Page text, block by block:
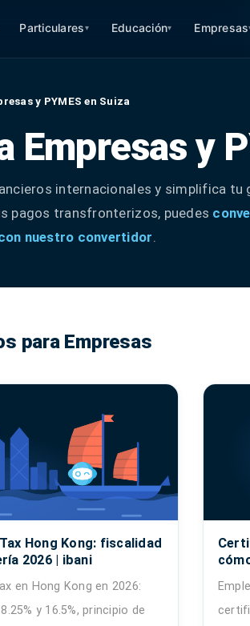
Particulares▾ Educación▾ Empresas
y PYMES en Suiza
Empresas y
internacionales y simplifica tu
pagos transfronterizos, puedes
nuestro convertidor.
para Empresas
Hong Kong: fiscalidad
2026 | ibani
en Hong Kong en 2026:
y 16.5%, principio de